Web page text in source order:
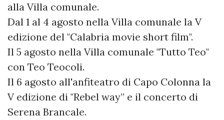
alla Villa comunale.
Dal 1 al 4 agosto nella Villa comunale la V
edizione del "Calabria movie short film".
Il 5 agosto nella Villa comunale "Tutto Teo"
con Teo Teocoli.
Il 6 agosto all'anfiteatro di Capo Colonna la
V edizione di "Rebel way” e il concerto di
Serena Brancale.